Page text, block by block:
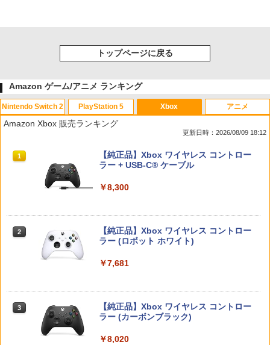
トップページに戻る
Amazon ゲーム/アニメ ランキング
Nintendo Switch 2
1
スプラトゥーン レイダース|オンライン
コード版
￥5,832
スプラトゥーン レイダース -Switch2
￥6,447
Nintendo Switch 2(日本語・国内専用)
PlayStation 5
1
PlayStation 5 デジタル・エディション
日本語専用 Console Language: Japan
Beast of Reincarnation -PS5 【特典】
J) PlayStation 5
Xbox
Amazon Xbox 販売ランキング
更新日時：2026/08/09 18:12
1
【純正品】Xbox ワイヤレス コントロー
ラー + USB-C® ケーブル
￥8,300
2
【純正品】Xbox ワイヤレス コントロー
ラー (ロボット ホワイト)
￥7,681
3
【純正品】Xbox ワイヤレス コントロー
ラー (カーボンブラック)
￥8,020
アニメ